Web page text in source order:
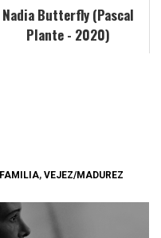
Nadia Butterfly (Pascal
Plante - 2020)
FAMILIA, VEJEZ/MADUREZ